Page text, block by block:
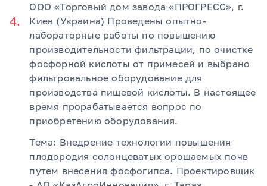
ООО «Торговый дом завода «ПРОГРЕСС», г.
Киев (Украина) Проведены опытно-
лабораторные работы по повышению
производительности фильтрации, по очистке
фосфорной кислоты от примесей и выбрано
фильтровальное оборудование для
производства пищевой кислоты. В настоящее
время прорабатывается вопрос по
приобретению оборудования.
Тема: Внедрение технологии повышения
плодородия солонцеватых орошаемых почв
путем внесения фосфогипса. Проектировщик